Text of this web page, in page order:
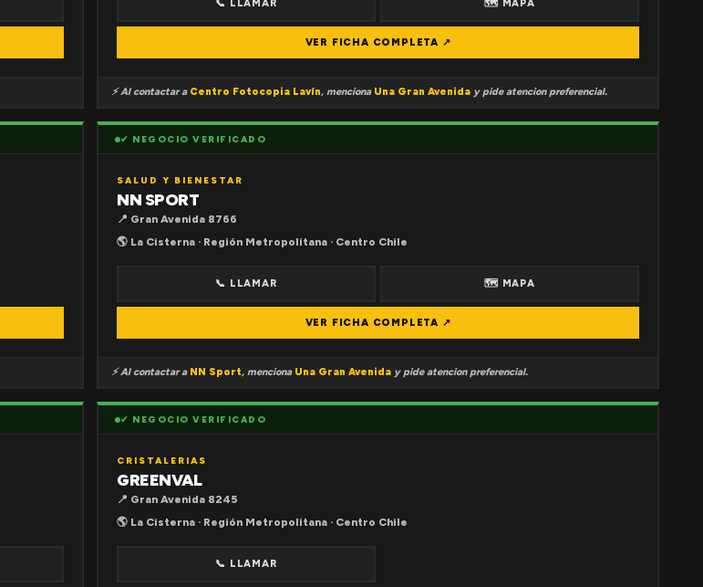
📞 LLAMAR 🗺 MAPA
VER FICHA COMPLETA ↗
⚡ Al contactar a Centro Fotocopia Lavín, menciona Una Gran Avenida y pide atencion preferencial.
✔ NEGOCIO VERIFICADO
SALUD Y BIENESTAR
NN SPORT
📍 Gran Avenida 8766
🌎 La Cisterna · Región Metropolitana · Centro Chile
📞 LLAMAR 🗺 MAPA
VER FICHA COMPLETA ↗
⚡ Al contactar a NN Sport, menciona Una Gran Avenida y pide atencion preferencial.
✔ NEGOCIO VERIFICADO
CRISTALERIAS
GREENVAL
📍 Gran Avenida 8245
🌎 La Cisterna · Región Metropolitana · Centro Chile
📞 LLAMAR